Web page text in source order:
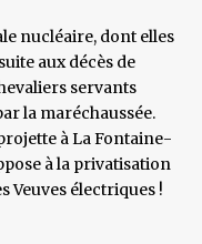
nucléaire, dont elles
aux décès de
servants
la maréchaussée.
à La Fontaine-
à la privatisation
Veuves électriques !